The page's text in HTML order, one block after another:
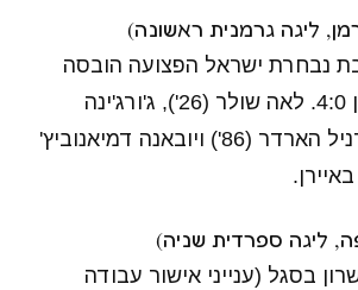
ליגה גרמנית ראשונה)
נבחרת ישראל הפצועה הובסה
בידי באיירן מינכן 4:0. לאה שולר (26'), ג'ורג'ינה
סטאנויי (71'), פרניל הארדר (86') ויובאנה דמיאנוביץ'
ליגה ספרדית שניה)
בסגל (ענייני אישור עבודה